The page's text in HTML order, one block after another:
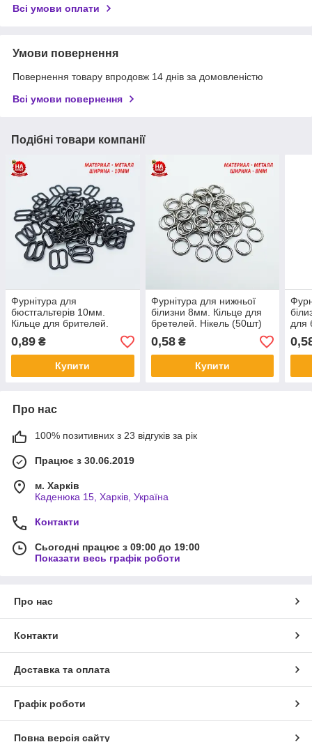
Всі умови оплати
Умови повернення
Повернення товару впродовж 14 днів за домовленістю
Всі умови повернення
Подібні товари компанії
Фурнітура для
бюстгальтерів 10мм.
Кільце для брителей.
0,89 ₴
Купити
Фурнітура для нижньої
білизни 8мм. Кільце для
бретелей. Нікель (50шт)
0,58₴
Купити
для
Про нас
100% позитивних з 23 відгуків за рік
Працює з 30.06.2019
м. Харків
Каденюка 15, Харків, Україна
Контакти
Сьогодні працює з 09:00 до 19:00
Показати весь графік роботи
Про нас
Контакти
Доставка та оплата
Графік роботи
Повна версія сайту